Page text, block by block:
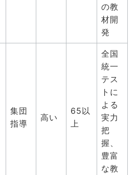
の教
材開
発
集団
指導
高い
65以
上
全国
統一
テス
トに
よる
実力
把
握、
豊富
な教